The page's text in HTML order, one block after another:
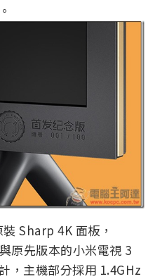
Sharp 4K 面板，
原先版本的小米電視 3
，主機部分採用 1.4GHz